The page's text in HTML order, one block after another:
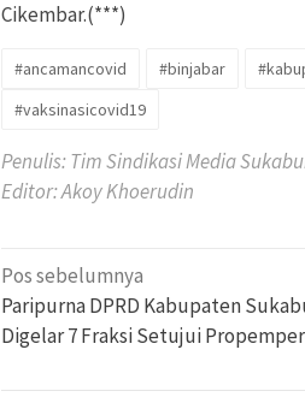
Cikembar.(***)
#ancamancovid #binjabar
#vaksinasicovid19
Penulis: Tim Sindikasi Media
Editor: Akoy Khoerudin
Navigasi
pos
Pos sebelumnya
Paripurna DPRD Kabupaten
Digelar 7 Fraksi Setujui